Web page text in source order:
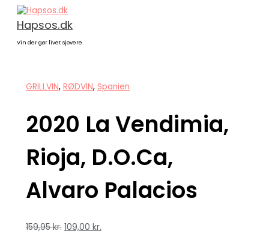
indholdet
Hapsos.dk
Vin der gør livet sjovere
GRILLVIN, RØDVIN, Spanien
2020 La Vendimia,
Rioja, D.O.Ca,
Alvaro Palacios
159,95kr.
Den
oprindelige
pris
var:
109,00 kr.
2020
La
Vendimia,
Rioja,
antal